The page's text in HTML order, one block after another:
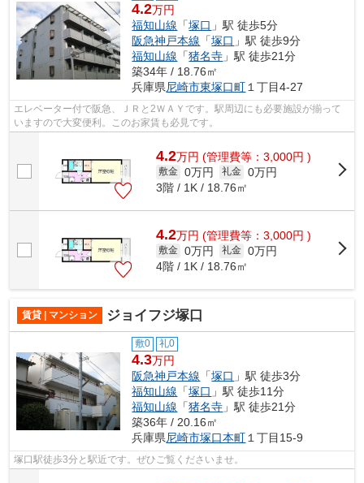
4.2万円
福知山線 「塚口 」駅 徒歩5分
阪急神戸本線 「塚口 」駅 徒歩9分
福知山線 「猪名寺 」駅 徒歩21分
築34年 / 18.76㎡
兵庫県尼崎市東塚口町 １丁目4-27
エレベーター付で阪急、ＪＲと2ＷＡＹです。駅周辺にも必要施設が揃って
いますので大変便利。このお家賃も必見です。
4.2万円 (管理費等：3,000円 )
敷金 0万円 礼金 0万円
3階 / 1K / 18.76㎡
4.2万円 (管理費等：3,000円 )
敷金 0万円 礼金 0万円
4階 / 1K / 18.76㎡
賃貸 | マンション ジョイフジ塚口
敷0 礼0
4.3万円
阪急神戸本線 「塚口 」駅 徒歩3分
福知山線 「塚口 」駅 徒歩11分
福知山線 「猪名寺 」駅 徒歩21分
築36年 / 20.16㎡
兵庫県尼崎市塚口本町 １丁目15-9
塚口駅徒歩3分と駅近です。ぜひご覧くださいませ。